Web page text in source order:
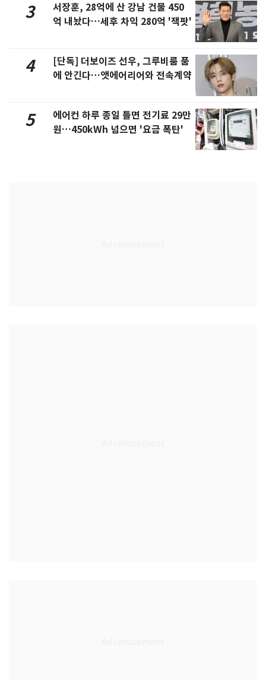
3
서장훈, 28억에 산 강남 건물 450
억 내놨다…세후 차익 280억 '잭팟'
4
[단독] 더보이즈 선우, 그루비룸 품
에 안긴다…앳에어리어와 전속계약
5
에어컨 하루 종일 틀면 전기료 29만
원…450kWh 넘으면 '요금 폭탄'